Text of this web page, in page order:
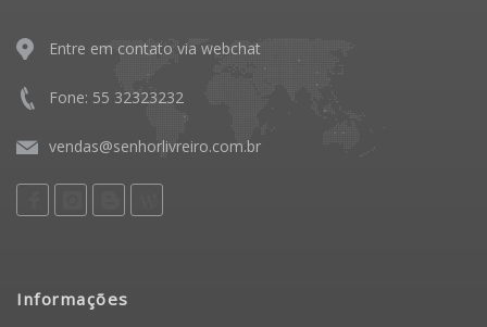
Entre em contato via webchat
Fone: 55 32323232